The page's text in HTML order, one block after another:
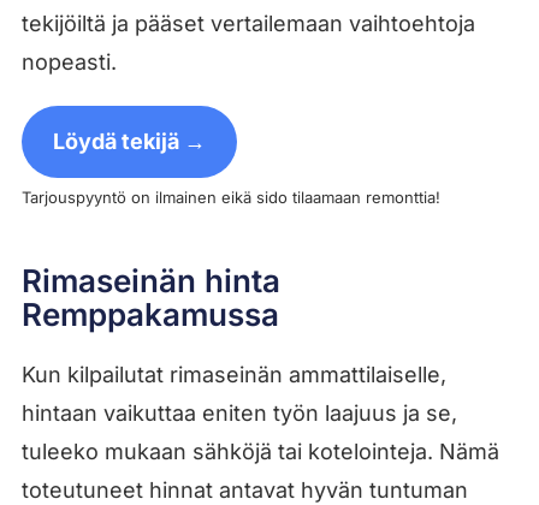
tekijöiltä ja pääset vertailemaan vaihtoehtoja
nopeasti.
Löydä tekijä →
Tarjouspyyntö on ilmainen eikä sido tilaamaan remonttia!
Rimaseinän hinta
Remppakamussa
Kun kilpailutat rimaseinän ammattilaiselle,
hintaan vaikuttaa eniten työn laajuus ja se,
tuleeko mukaan sähköjä tai kotelointeja. Nämä
toteutuneet hinnat antavat hyvän tuntuman